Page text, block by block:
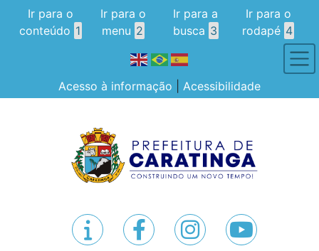
Ir para o
conteúdo 1
Ir para o
menu 2
Ir para a
busca 3
Ir para o
rodapé 4
Acesso à informação Acessibilidade